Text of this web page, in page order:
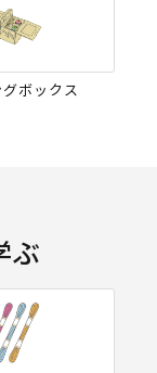
ボックス
ぶ